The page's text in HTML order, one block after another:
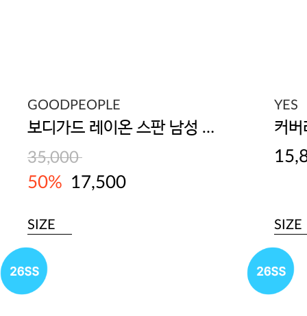
GOODPEOPLE
보디가드 레이온 스판 남성 드로즈 5매입
35,000
50% 17,500
SIZE
YES
SIZE